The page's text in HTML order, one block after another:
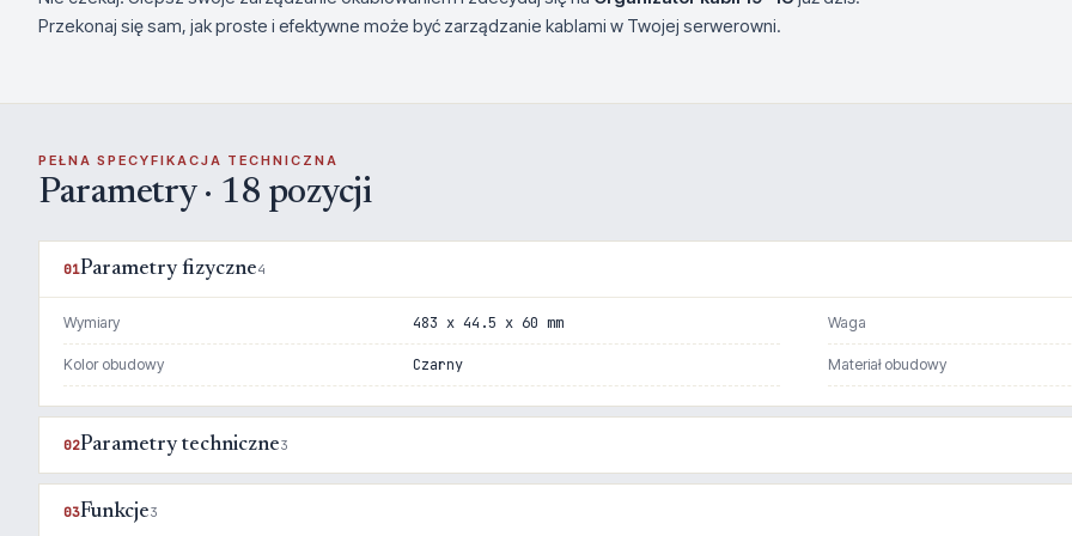
Przekonaj się sam, jak proste i efektywne może być zarządzanie kablami w Twojej serwerowni.
PEŁNA SPECYFIKACJA TECHNICZNA
Parametry · 18 pozycji
01Parametry fizyczne4
Wymiary 483 x 44.5 x 60 mm Waga
Kolor obudowy Czarny Materiał obudowy
02Parametry techniczne3
03Funkcje3